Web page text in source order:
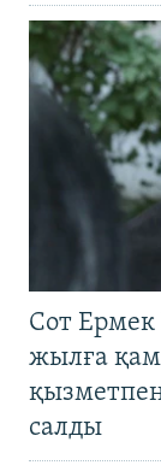
Сот
жылға
салды